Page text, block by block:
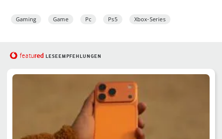
Gaming Game Pc Ps5 Xbox-Series
featured LESEEMPFEHLUNGEN